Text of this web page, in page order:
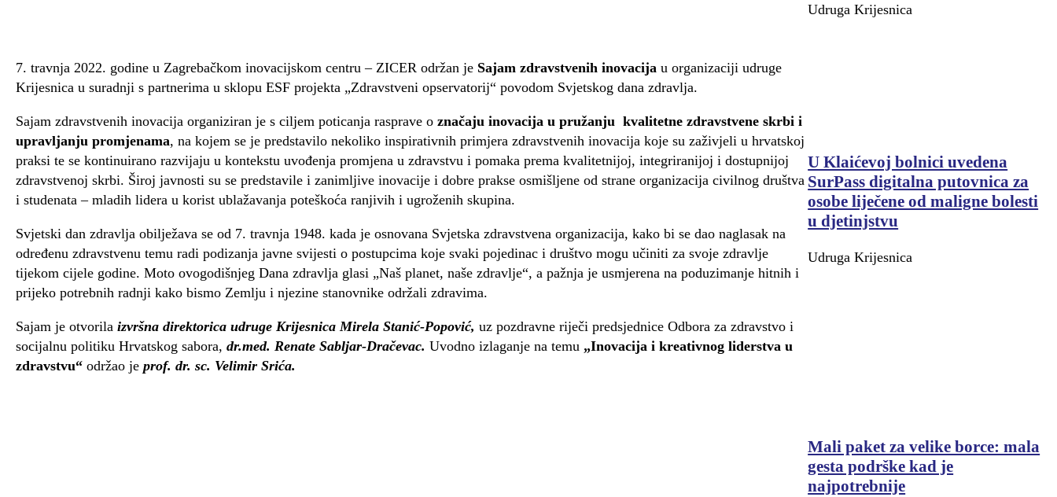
7. travnja 2022. godine u Zagrebačkom inovacijskom centru – ZICER održan je Sajam zdravstvenih inovacija u organizaciji udruge
Krijesnica u suradnji s partnerima u sklopu ESF projekta „Zdravstveni opservatorij“ povodom Svjetskog dana zdravlja.
Sajam zdravstvenih inovacija organiziran je s ciljem poticanja rasprave o značaju inovacija u pružanju kvalitetne zdravstvene skrbi i
upravljanju promjenama, na kojem se je predstavilo nekoliko inspirativnih primjera zdravstvenih inovacija koje su zaživjeli u hrvatskoj
praksi te se kontinuirano razvijaju u kontekstu uvođenja promjena u zdravstvu i pomaka prema kvalitetnijoj, integriranijoj i dostupnijoj
zdravstvenoj skrbi. Široj javnosti su se predstavile i zanimljive inovacije i dobre prakse osmišljene od strane organizacija civilnog društva
i studenata – mladih lidera u korist ublažavanja poteškoća ranjivih i ugroženih skupina.
Svjetski dan zdravlja obilježava se od 7. travnja 1948. kada je osnovana Svjetska zdravstvena organizacija, kako bi se dao naglasak na
određenu zdravstvenu temu radi podizanja javne svijesti o postupcima koje svaki pojedinac i društvo mogu učiniti za svoje zdravlje
tijekom cijele godine. Moto ovogodišnjeg Dana zdravlja glasi „Naš planet, naše zdravlje“, a pažnja je usmjerena na poduzimanje hitnih i
prijeko potrebnih radnji kako bismo Zemlju i njezine stanovnike održali zdravima.
Sajam je otvorila izvršna direktorica udruge Krijesnica Mirela Stanić-Popović, uz pozdravne riječi predsjednice Odbora za zdravstvo i
socijalnu politiku Hrvatskog sabora, dr.med. Renate Sabljar-Dračevac. Uvodno izlaganje na temu „Inovacija i kreativnog liderstva u
zdravstvu“ održao je prof. dr. sc. Velimir Srića.
Udruga Krijesnica
U Klaićevoj bolnici uvedena
SurPass digitalna putovnica za
osobe liječene od maligne bolesti
u djetinjstvu
Udruga Krijesnica
Mali paket za velike borce: mala
gesta podrške kad je
najpotrebnije